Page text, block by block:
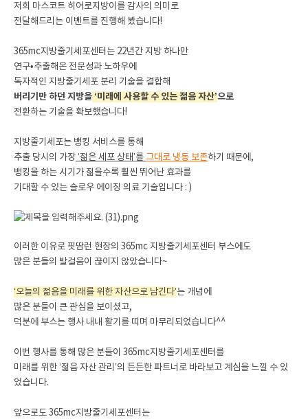
저희 마스코트 히어로지방이를 감사의 의미로
전달해드리는 이벤트를 진행해 봤습니다!
365mc지방줄기세포센터는 22년간 지방 하나만
연구•추출해온 전문성과 노하우에
독자적인 지방줄기세포 분리 기술을 결합해
버리기만 하던 지방을‘미래에 사용할 수 있는 젊음 자산’으로
전환하는 기술을 확보했습니다!
지방줄기세포는 뱅킹 서비스를 통해
추출 당시의 가장‘젊은 세포 상태’를 그대로 냉동 보존하기 때문에,
뱅킹을 하는 시기가 젊을수록 훨씬 뛰어난 효과를
기대할 수 있는 슬로우 에이징 의료 기술입니다 : )
이러한 이유로 핏땀런 현장의 365mc 지방줄기세포센터 부스에도
많은 분들의 발걸음이 끊이지 않았습니다~
‘오늘의 젊음을 미래를 위한 자산으로 남긴다’는 개념에
많은 분들이 큰 관심을 보이셨고,
덕분에 부스는 행사 내내 활기를 띠며 마무리되었습니다^^
이번 행사를 통해 많은 분들이 365mc지방줄기세포센터를
미래를 위한 ‘젊음 자산 관리’의 든든한 파트너로 바라보고 계심을 느낄 수 있
었습니다.
앞으로도 365mc지방줄기세포센터는